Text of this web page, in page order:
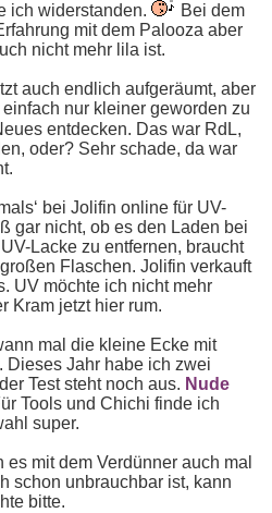
ich widerstanden.
Bei dem
mit dem Palooza aber
nicht mehr lila ist.
auch endlich aufgeräumt, aber
nur kleiner geworden zu
entdecken. Das war RdL,
oder? Sehr schade, da war
bei Jolifin online für UV-
gar nicht, ob es den Laden bei
Lacke zu entfernen, braucht
Flaschen. Jolifin verkauft
UV möchte ich nicht mehr
Kram jetzt hier rum.
mal die kleine Ecke mit
Dieses Jahr habe ich zwei
Test steht noch aus. Nude
Tools und Chichi finde ich
super.
mit dem Verdünner auch mal
schon unbrauchbar ist, kann
bitte.